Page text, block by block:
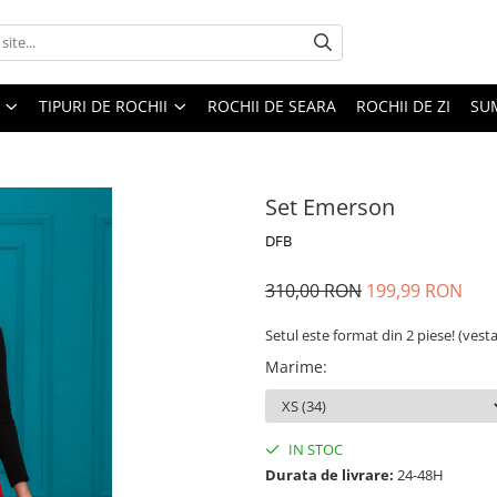
TIPURI DE ROCHII ROCHII DE SEARA ROCHII DE ZI
Set Emerson
DFB
310,00 RON 199,99 RON
Setul este format din 2 piese!
Marime:
IN STOC
Durata de livrare: 24-48H